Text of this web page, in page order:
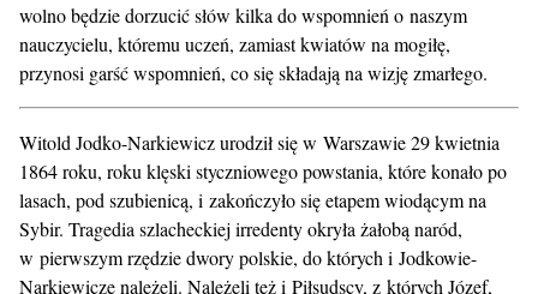
wolno będzie dorzucić słów kilka do wspomnień o naszym
nauczycielu, któremu uczeń, zamiast kwiatów na mogiłę,
przynosi garść wspomnień, co się składają na wizję zmarłego.
Witold Jodko-Narkiewicz urodził się w Warszawie 29 kwietnia
1864 roku, roku klęski styczniowego powstania, które konało po
lasach, pod szubienicą, i zakończyło się etapem wiodącym na
Sybir. Tragedia szlacheckiej irredenty okryła żałobą naród,
w pierwszym rzędzie dwory polskie, do których i Jodkowie-
Narkiewicze należeli. Należeli też i Piłsudscy, z których Józef,